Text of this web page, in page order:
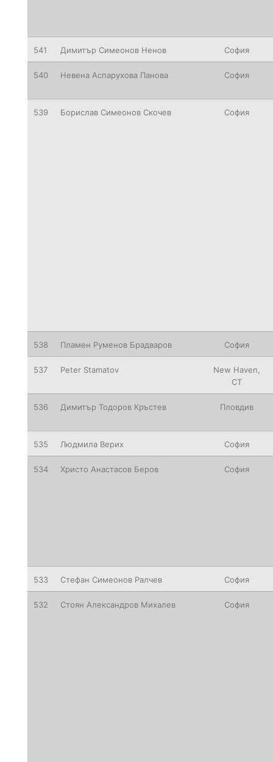
541 Димитър Симеонов Ненов София
540 Невена Аспарухова Панова София
539 Борислав Симеонов Скочев София
538 Пламен Руменов Брадваров София
537 PeterStamatov New Haven,
CT
536 Димитър Тодоров Кръстев Пловдив
535 Людмила Верих София
534 Христо Анастасов Беров София
533 Стефан Симеонов Ралчев София
532 Стоян Александров Михалев София